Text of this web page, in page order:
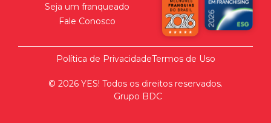
Seja um franqueado
Fale Conosco
Política de PrivacidadeTermos de Uso
© 2026 YES! Todos os direitos reservados.
Grupo BDC